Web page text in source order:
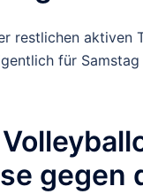
restlichen aktiven
für
gegen